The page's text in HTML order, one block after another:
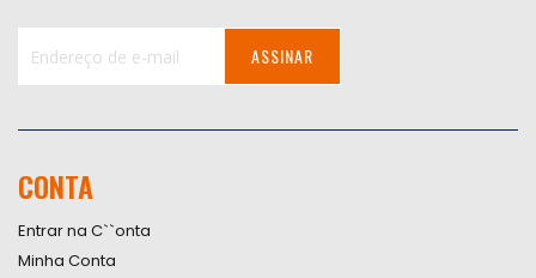
Newsletter:
ASSINAR
CONTA
Entrar na C``onta
Minha Conta